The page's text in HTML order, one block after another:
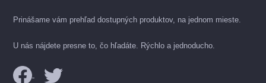
Prinášame vám prehľad dostupných produktov, na jednom mieste.
U nás nájdete presne to, čo hľadáte. Rýchlo a jednoducho.